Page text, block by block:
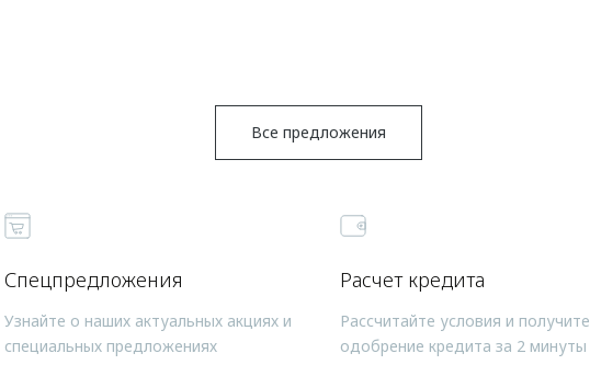
Все предложения
Спецпредложения
Узнайте о наших актуальных акциях и
специальных предложениях
Расчет кредита
Рассчитайте условия и получите
одобрение кредита за 2 минуты